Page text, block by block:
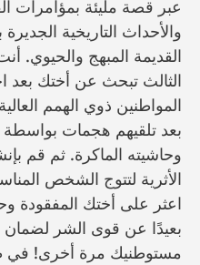
عبر قصة مليئة بمؤامرات
والأحداث التاريخية
القديمة المبهج
الثالث تبحث عن أختك بعد
المواطنين ذوي الهمم
بعد تلقيهم هجمات
وحاشيته الماكرة. ثم قم
الأثرية لتتوج الشخص
اعثر على أختك المفقودة
بعيدًا عن قوى الشر
مستوطنيك مرة أخرى! في